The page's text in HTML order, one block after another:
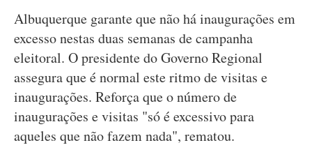
Albuquerque garante que não há inaugurações em
excesso nestas duas semanas de campanha
eleitoral. O presidente do Governo Regional
assegura que é normal este ritmo de visitas e
inaugurações. Reforça que o número de
inaugurações e visitas "só é excessivo para
aqueles que não fazem nada", rematou.